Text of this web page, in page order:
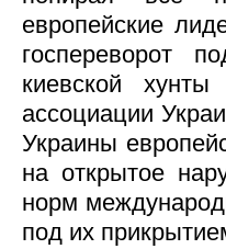
европейские
госпереворот
киевской
ассоциации
Украины
на открытое
норм
под их